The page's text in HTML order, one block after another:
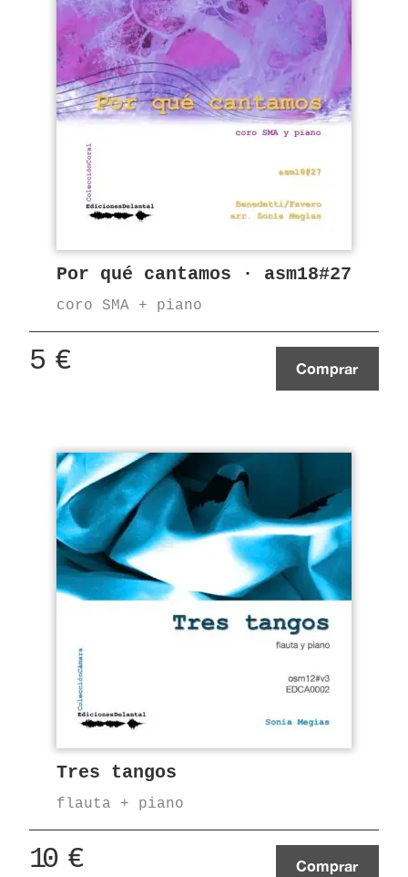
Por qué cantamos · asm18#27
coro SMA + piano
5 € Comprar
Tres tangos
flauta + piano
10 € Comprar